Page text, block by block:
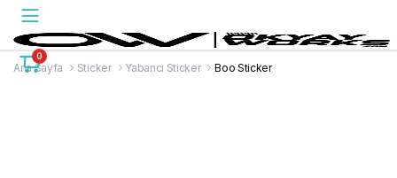
0
Ana Sayfa Sticker Yabancı Sticker Boo Sticker